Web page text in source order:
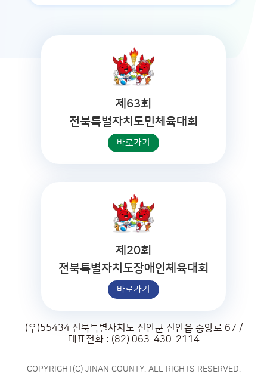
제63회
전북특별자치도민체육대회
바로가기
제20회
전북특별자치도장애인체육대회
바로가기
(우)55434 전북특별자치도 진안군 진안읍 중앙로 67 /
대표전화 : (82) 063-430-2114
COPYRIGHT(C) JINAN COUNTY. ALL RIGHTS RESERVED.